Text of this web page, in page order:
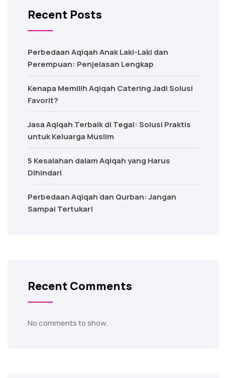
Recent Posts
Perbedaan Aqiqah Anak Laki-Laki dan
Perempuan: Penjelasan Lengkap
Kenapa Memilih Aqiqah Catering Jadi Solusi
Favorit?
Jasa Aqiqah Terbaik di Tegal: Solusi Praktis
untuk Keluarga Muslim
5 Kesalahan dalam Aqiqah yang Harus
Dihindari
Perbedaan Aqiqah dan Qurban: Jangan
Sampai Tertukar!
Recent Comments
No comments to show.